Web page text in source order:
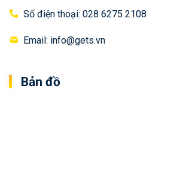
Số điện thoại: 028 6275 2108
Email: info@gets.vn
Bản đồ